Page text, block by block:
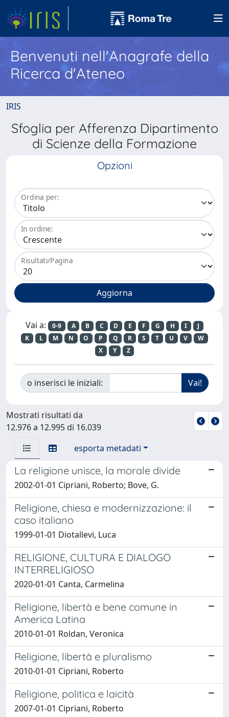
Benvenuti nell'Anagrafe della
Ricerca d'Ateneo
IRIS
Sfoglia per Afferenza Dipartimento
di Scienze della Formazione
Opzioni
Ordina per:
In ordine:
Risultati/Pagina
Vai a: 0-9 A B C D E F G H I
J
K
L M N O P Q R S T U V
W
X
Y Z
o inserisci le iniziali:
Mostrati risultati da
12.976 a 12.995 di 16.039
esporta metadati
La religione unisce, la morale divide
2002-01-01 Cipriani, Roberto; Bove, G.
Religione, chiesa e modernizzazione: il
caso italiano
1999-01-01 Diotallevi, Luca
RELIGIONE, CULTURA E DIALOGO
INTERRELIGIOSO
2020-01-01 Canta, Carmelina
Religione, libertà e bene comune in
America Latina
2010-01-01 Roldan, Veronica
Religione, libertà e pluralismo
2010-01-01 Cipriani, Roberto
Religione, politica e laicità
2007-01-01 Cipriani, Roberto